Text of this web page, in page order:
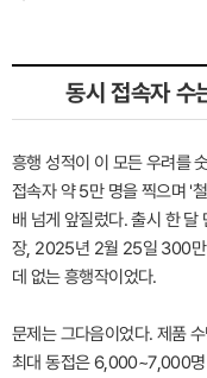
동시 접속자 수
흥행 성적이 이 모든 우려를
접속자 약 5만 명을 찍으며 '
배 넘게 앞질렀다. 출시 한
장, 2025년 2월 25일 300만
데 없는 흥행작이었다.
문제는 그다음이었다. 제품
최대 동접은 6,000~7,000명